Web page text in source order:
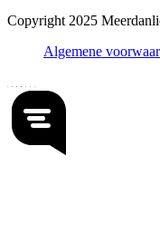
Copyright 2025
Algemene